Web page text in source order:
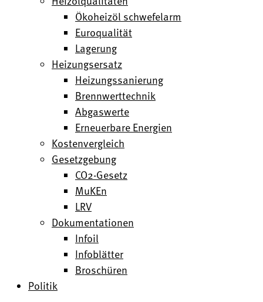
Ökoheizöl schwefelarm
Euroqualität
Lagerung
Heizungsersatz
Heizungssanierung
Brennwerttechnik
Abgaswerte
Erneuerbare Energien
Kostenvergleich
Gesetzgebung
CO2-Gesetz
MuKEn
LRV
Dokumentationen
Infoil
Infoblätter
Broschüren
Politik